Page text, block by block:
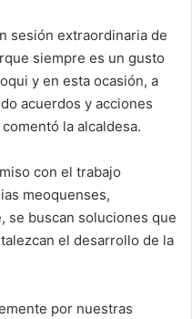
sesión extraordinaria de
siempre es un gusto
y en esta ocasión, a
acuerdos y acciones
la alcaldesa.
con el trabajo
meoquenses,
se buscan soluciones que
el desarrollo de la
por nuestras